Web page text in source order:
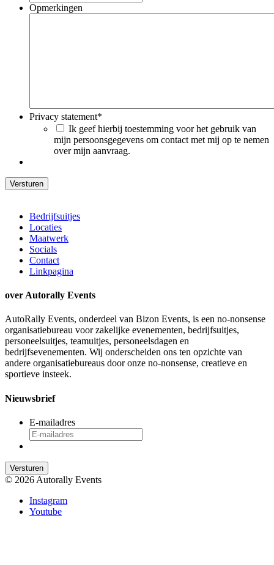
Opmerkingen
Privacy statement*
Ik geef hierbij toestemming voor het gebruik van
mijn persoonsgegevens om contact met mij op te nemen
over mijn aanvraag.
Bedrijfsuitjes
Locaties
Maatwerk
Socials
Contact
Linkpagina
over Autorally Events
AutoRally Events, onderdeel van Bizon Events, is een no-nonsense
organisatiebureau voor zakelijke evenementen, bedrijfsuitjes,
personeelsuitjes, teamuitjes, personeelsdagen en
bedrijfsevenementen. Wij onderscheiden ons ten opzichte van
andere organisatiebureaus door onze no-nonsense, creatieve en
sportieve insteek.
Nieuwsbrief
E-mailadres
© 2026 Autorally Events
Instagram
Youtube